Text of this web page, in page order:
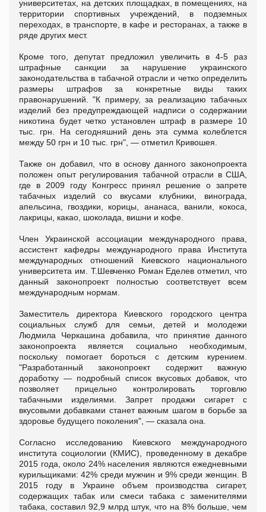
университетах, на детских площадках, в помещениях, на
территории спортивных учреждений, в подземных
переходах, в транспорте, в кафе и ресторанах, а также в
ряде других мест.
Кроме того, депутат предложил увеличить в 4-5 раз
штрафные санкции за нарушение украинского
законодательства в табачной отрасли и четко определить
размеры штрафов за конкретные виды таких
правонарушений. "К примеру, за реализацию табачных
изделий без предупреждающей надписи о содержании
никотина будет четко установлен штраф в размере 10
тыс. грн. На сегодняшний день эта сумма колеблется
между 50 грн и 10 тыс. грн", — отметил Кривошея.
Также он добавил, что в основу данного законопроекта
положен опыт регулирования табачной отрасли в США,
где в 2009 году Конгресс принял решение о запрете
табачных изделий со вкусами клубники, винограда,
апельсина, гвоздики, корицы, ананаса, ванили, кокоса,
лакрицы, какао, шоколада, вишни и кофе.
Член Украинской ассоциации международного права,
ассистент кафедры международного права Института
международных отношений Киевского национального
университета им. Т.Шевченко Роман Еделев отметил, что
данный законопроект полностью соответствует всем
международным нормам.
Заместитель директора Киевского городского центра
социальных служб для семьи, детей и молодежи
Людмила Черкашина добавила, что принятие данного
законопроекта является социально необходимым,
поскольку помогает бороться с детским курением.
"Разработанный законопроект содержит важную
доработку — подробный список вкусовых добавок, что
позволяет прицельно контролировать торговлю
табачными изделиями. Запрет продажи сигарет с
вкусовыми добавками станет важным шагом в борьбе за
здоровье будущего поколения", — сказала она.
Согласно исследованию Киевского международного
института социологии (КМИС), проведенному в декабре
2015 года, около 24% населения являются ежедневными
курильщиками: 42% среди мужчин и 9% среди женщин. В
2015 году в Украине объем производства сигарет,
содержащих табак или смеси табака с заменителями
табака, составил 92,9 млрд штук, что на 8% больше, чем